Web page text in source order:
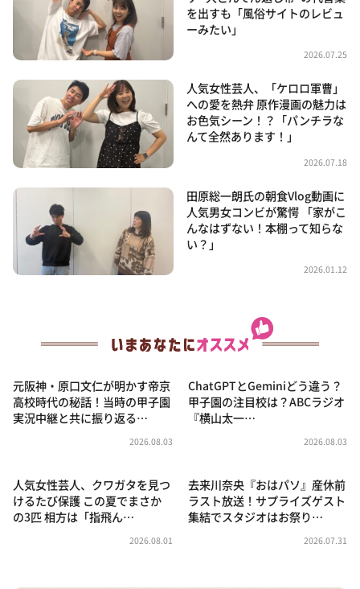
を出すも「風俗サイトのレビュ
ーみたい」
2026.07.25
人気女性芸人、「ケロロ軍曹」
への愛を熱弁 原作漫画の魅力は
お色気シーン！？「パンチラな
んて全然あります！」
2026.07.18
田原総一朗氏の朝食Vlog動画に
人気男女コンビが驚愕 「家がこ
んなはずない！本棚って知らな
い？」
2026.01.12
元阪神・原口文仁が明かす帝京
高校時代の秘話！当時の甲子園
実況中継と共に振り返る…
2026.08.03
ChatGPTとGeminiどう違う？
甲子園の注目校は？ABCラジオ
『横山太一…
2026.08.03
人気女性芸人、クワガタを見つ
けるたび保護 この夏でまさか
の3匹 相方は「指飛ん…
2026.08.01
去来川奈央『おはパソ』産休前
ラスト放送！サプライズゲスト
集結でスタジオはお祭り…
2026.07.31